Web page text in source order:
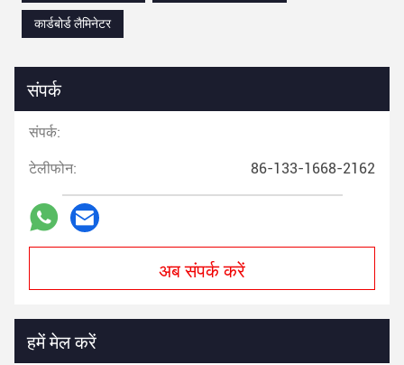
कार्डबोर्ड लैमिनेटर
संपर्क
संपर्क:
टेलीफोन: 86-133-1668-2162
अब संपर्क करें
हमें मेल करें